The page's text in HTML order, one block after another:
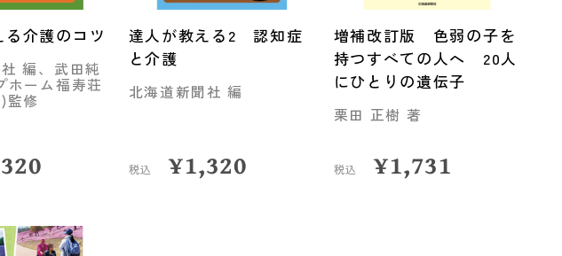
介護のコツ
編、武田純
ホーム福寿荘
監修
達人が教える2 認知症
と介護
北海道新聞社 編
税込 ¥1,320
増補改訂版 色弱の子を
持つすべての人へ 20人
にひとりの遺伝子
栗田 正樹 著
税込 ¥1,731